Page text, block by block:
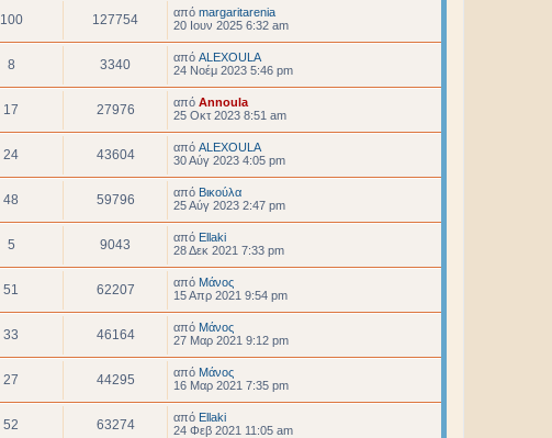
100 127754 από margaritarenia
20 Ιουν 2025 6:32 am
8 3340 από ALEXOULA
24 Νοέμ 2023 5:46 pm
17 27976 από Annoula
25 Οκτ 2023 8:51 am
24 43604 από ALEXOULA
30 Αύγ 2023 4:05 pm
48 59796 από Βικούλα
25 Αύγ 2023 2:47 pm
5 9043 από Ellaki
28 Δεκ 2021 7:33 pm
51 62207 από Μάνος
15 Απρ 2021 9:54 pm
33 46164 από Μάνος
27 Μαρ 2021 9:12 pm
27 44295 από Μάνος
16 Μαρ 2021 7:35 pm
52 63274 από Ellaki
24 Φεβ 2021 11:05 am